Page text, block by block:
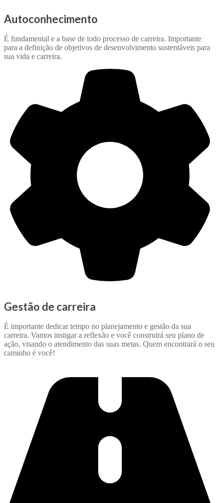
Autoconhecimento
É fundamental e a base de todo processo de carreira. Importante
para a definição de objetivos de desenvolvimento sustentáveis para
sua vida e carreira.
Gestão de carreira
É importante dedicar tempo no planejamento e gestão da sua
carreira. Vamos instigar a reflexão e você construirá seu plano de
ação, visando o atendimento das suas metas. Quem encontrará o seu
caminho é você!